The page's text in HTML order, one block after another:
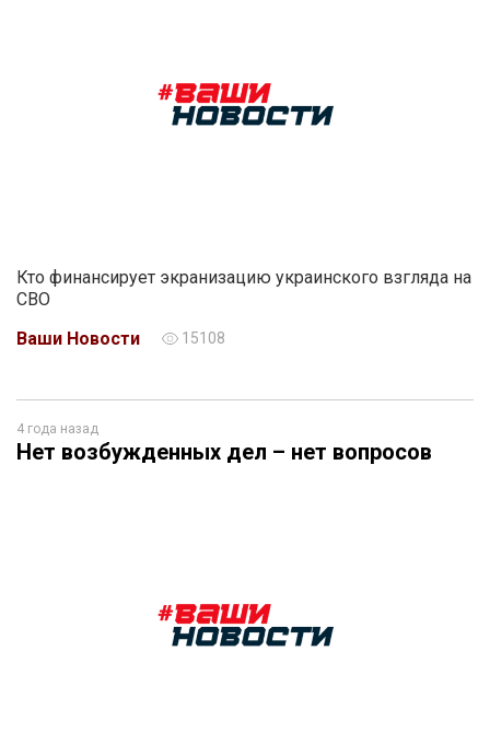
Кто финансирует экранизацию украинского взгляда на
СВО
Ваши Новости
15108
4 года назад
Нет возбужденных дел – нет вопросов